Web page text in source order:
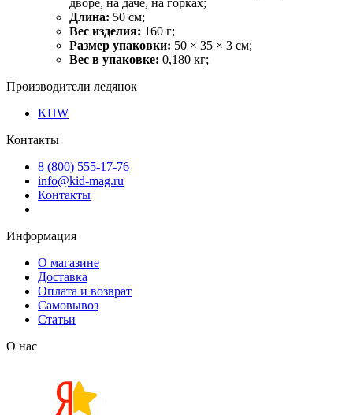
дворе, на даче, на горках;
Длина: 50 см;
Вес изделия: 160 г;
Размер упаковки: 50 × 35 × 3 см;
Вес в упаковке: 0,180 кг;
Производители ледянок
KHW
Контакты
8 (800) 555-17-76
info@kid-mag.ru
Контакты
Информация
О магазине
Доставка
Оплата и возврат
Самовывоз
Статьи
О нас